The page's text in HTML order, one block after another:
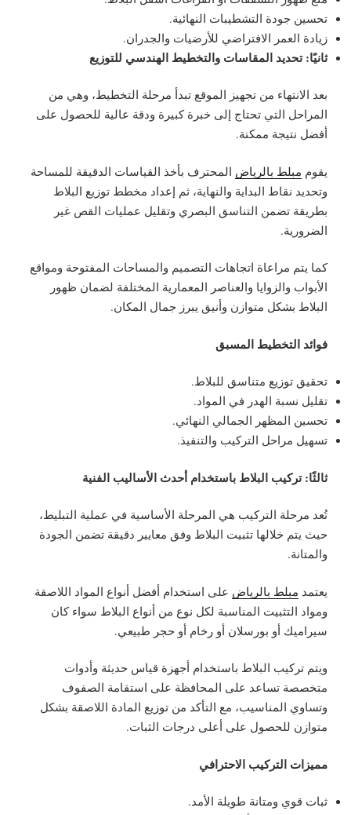
تحسين جودة التشطيبات النهائية.
زيادة العمر الافتراضي للأرضيات والجدران.
ثانيًا: تحديد المقاسات والتخطيط الهندسي للتوزيع
بعد الانتهاء من تجهيز الموقع تبدأ مرحلة التخطيط، وهي من
المراحل التي تحتاج إلى خبرة كبيرة ودقة عالية للحصول على
أفضل نتيجة ممكنة.
يقوم مبلط بالرياض المحترف بأخذ القياسات الدقيقة للمساحة
وتحديد نقاط البداية والنهاية، ثم إعداد مخطط توزيع البلاط
بطريقة تضمن التناسق البصري وتقليل عمليات القص غير
الضرورية.
كما يتم مراعاة اتجاهات التصميم والمساحات المفتوحة ومواقع
الأبواب والزوايا والعناصر المعمارية المختلفة لضمان ظهور
البلاط بشكل متوازن وأنيق يبرز جمال المكان.
فوائد التخطيط المسبق
تحقيق توزيع متناسق للبلاط.
تقليل نسبة الهدر في المواد.
تحسين المظهر الجمالي النهائي.
تسهيل مراحل التركيب والتنفيذ.
ثالثًا: تركيب البلاط باستخدام أحدث الأساليب الفنية
تُعد مرحلة التركيب هي المرحلة الأساسية في عملية التبليط،
حيث يتم خلالها تثبيت البلاط وفق معايير دقيقة تضمن الجودة
والمتانة.
يعتمد مبلط بالرياض على استخدام أفضل أنواع المواد اللاصقة
ومواد التثبيت المناسبة لكل نوع من أنواع البلاط سواء كان
سيراميك أو بورسلان أو رخام أو حجر طبيعي.
ويتم تركيب البلاط باستخدام أجهزة قياس حديثة وأدوات
متخصصة تساعد على المحافظة على استقامة الصفوف
وتساوي المناسيب، مع التأكد من توزيع المادة اللاصقة بشكل
متوازن للحصول على أعلى درجات الثبات.
مميزات التركيب الاحترافي
ثبات قوي ومتانة طويلة الأمد.